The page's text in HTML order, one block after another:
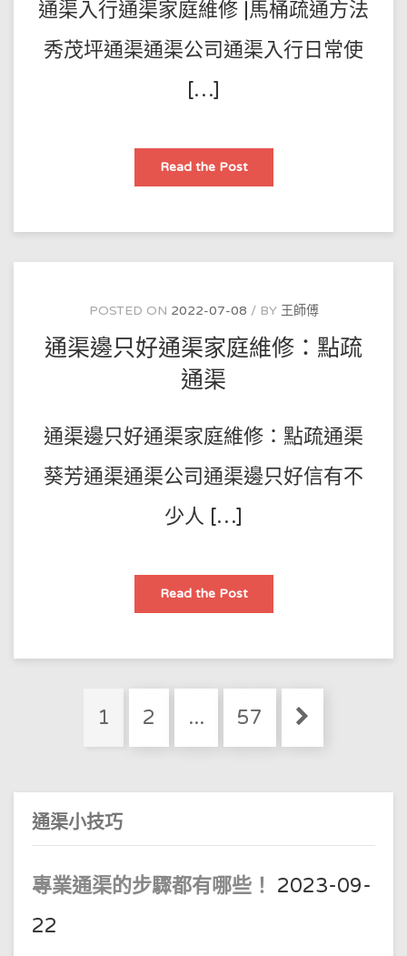
通渠入行通渠家庭維修 |馬桶疏通方法
秀茂坪通渠通渠公司通渠入行日常使
[…]
Read the Post通
入
渠
桶
疏
方
法
POSTED ON 2022-07-08 BY 王師傅
通渠邊只好通渠家庭維修：點疏
通渠
通渠邊只好通渠家庭維修：點疏通渠
葵芳通渠通渠公司通渠邊只好信有不
少人 […]
Read the Post通
邊
通
維
修：
疏
paginationPage
1 Page
2 ... Page
57
通渠小技巧
專業通渠的步驟都有哪些！ 2023-09-
22